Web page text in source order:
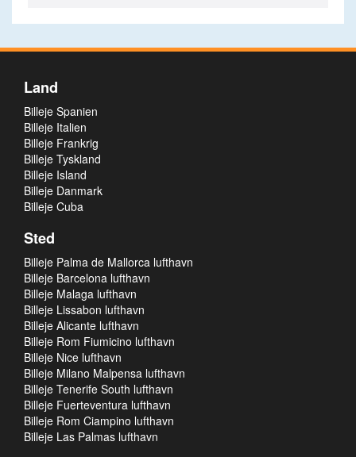
Land
Billeje Spanien
Billeje Italien
Billeje Frankrig
Billeje Tyskland
Billeje Island
Billeje Danmark
Billeje Cuba
Sted
Billeje Palma de Mallorca lufthavn
Billeje Barcelona lufthavn
Billeje Malaga lufthavn
Billeje Lissabon lufthavn
Billeje Alicante lufthavn
Billeje Rom Fiumicino lufthavn
Billeje Nice lufthavn
Billeje Milano Malpensa lufthavn
Billeje Tenerife South lufthavn
Billeje Fuerteventura lufthavn
Billeje Rom Ciampino lufthavn
Billeje Las Palmas lufthavn